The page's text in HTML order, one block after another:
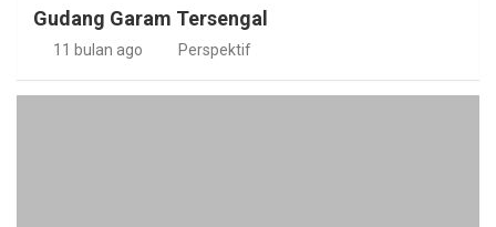
Gudang Garam Tersengal
11 bulan ago Perspektif